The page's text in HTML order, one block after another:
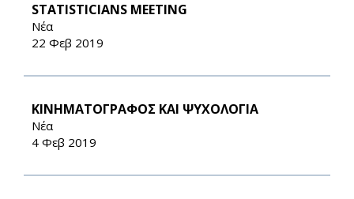
STATISTICIANS MEETING
Νέα
22 Φεβ 2019
ΚΙΝΗΜΑΤΟΓΡΑΦΟΣ ΚΑΙ ΨΥΧΟΛΟΓΙΑ
Νέα
4 Φεβ 2019